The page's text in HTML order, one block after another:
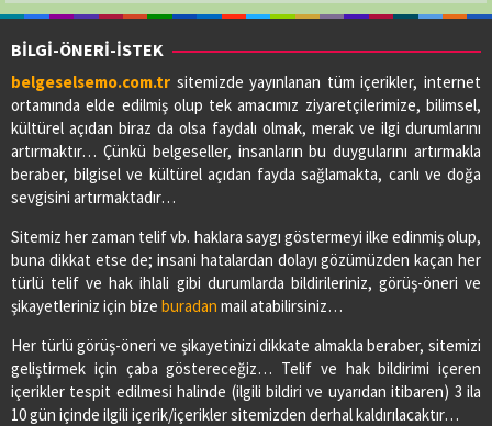
BİLGİ-ÖNERİ-İSTEK
belgeselsemo.com.tr sitemizde yayınlanan tüm içerikler, internet
ortamında elde edilmiş olup tek amacımız ziyaretçilerimize, bilimsel,
kültürel açıdan biraz da olsa faydalı olmak, merak ve ilgi durumlarını
artırmaktır… Çünkü belgeseller, insanların bu duygularını artırmakla
beraber, bilgisel ve kültürel açıdan fayda sağlamakta, canlı ve doğa
sevgisini artırmaktadır…
Sitemiz her zaman telif vb. haklara saygı göstermeyi ilke edinmiş olup,
buna dikkat etse de; insani hatalardan dolayı gözümüzden kaçan her
türlü telif ve hak ihlali gibi durumlarda bildirileriniz, görüş-öneri ve
şikayetleriniz için bize buradan mail atabilirsiniz…
Her türlü görüş-öneri ve şikayetinizi dikkate almakla beraber, sitemizi
geliştirmek için çaba göstereceğiz… Telif ve hak bildirimi içeren
içerikler tespit edilmesi halinde (ilgili bildiri ve uyarıdan itibaren) 3 ila
10 gün içinde ilgili içerik/içerikler sitemizden derhal kaldırılacaktır…